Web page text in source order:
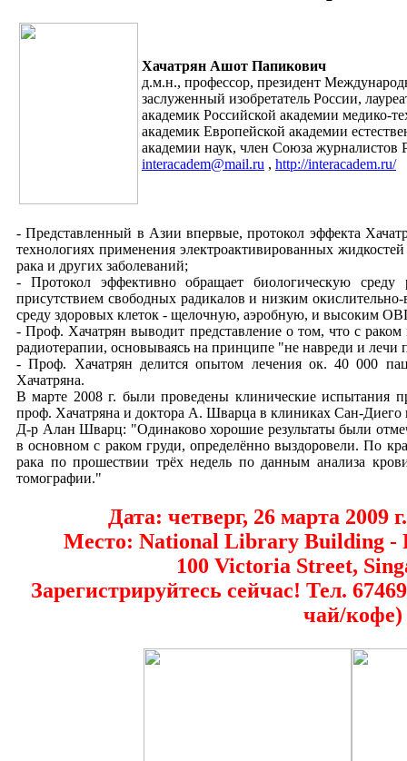
Хачатрян Ашот Папикович
д.м.н., профессор, президент
заслуженный изобретатель России,
академик Российской академии медико-
академик Европейской академии
академии наук, член Союза журналистов
interacadem@mail.ru , http://interacadem.ru/
- Представленный в Азии впервые, протокол эффекта
технологиях применения электроактивированных
рака и других заболеваний;
- Протокол эффективно обращает биологическую
присутствием свободных радикалов и низким
среду здоровых клеток - щелочную, аэробную, и высоким
- Проф. Хачатрян выводит представление о том, что с
радиотерапии, основываясь на принципе "не навреди и лечи
- Проф. Хачатрян делится опытом лечения ок. 40 000
Хачатряна.
В марте 2008 г. были проведены клинические испытания
проф. Хачатряна и доктора А. Шварца в клиниках Сан-
Д-р Алан Шварц: "Одинаково хорошие результаты были
в основном с раком груди, определённо выздоровели. По
рака по прошествии трёх недель по данным анализа
томографии."
Дата: четверг, 26 марта 2009
Место: National Library Building -
100 Victoria Street,
Зарегистрируйтесь сейчас! Тел.
чай/кофе)